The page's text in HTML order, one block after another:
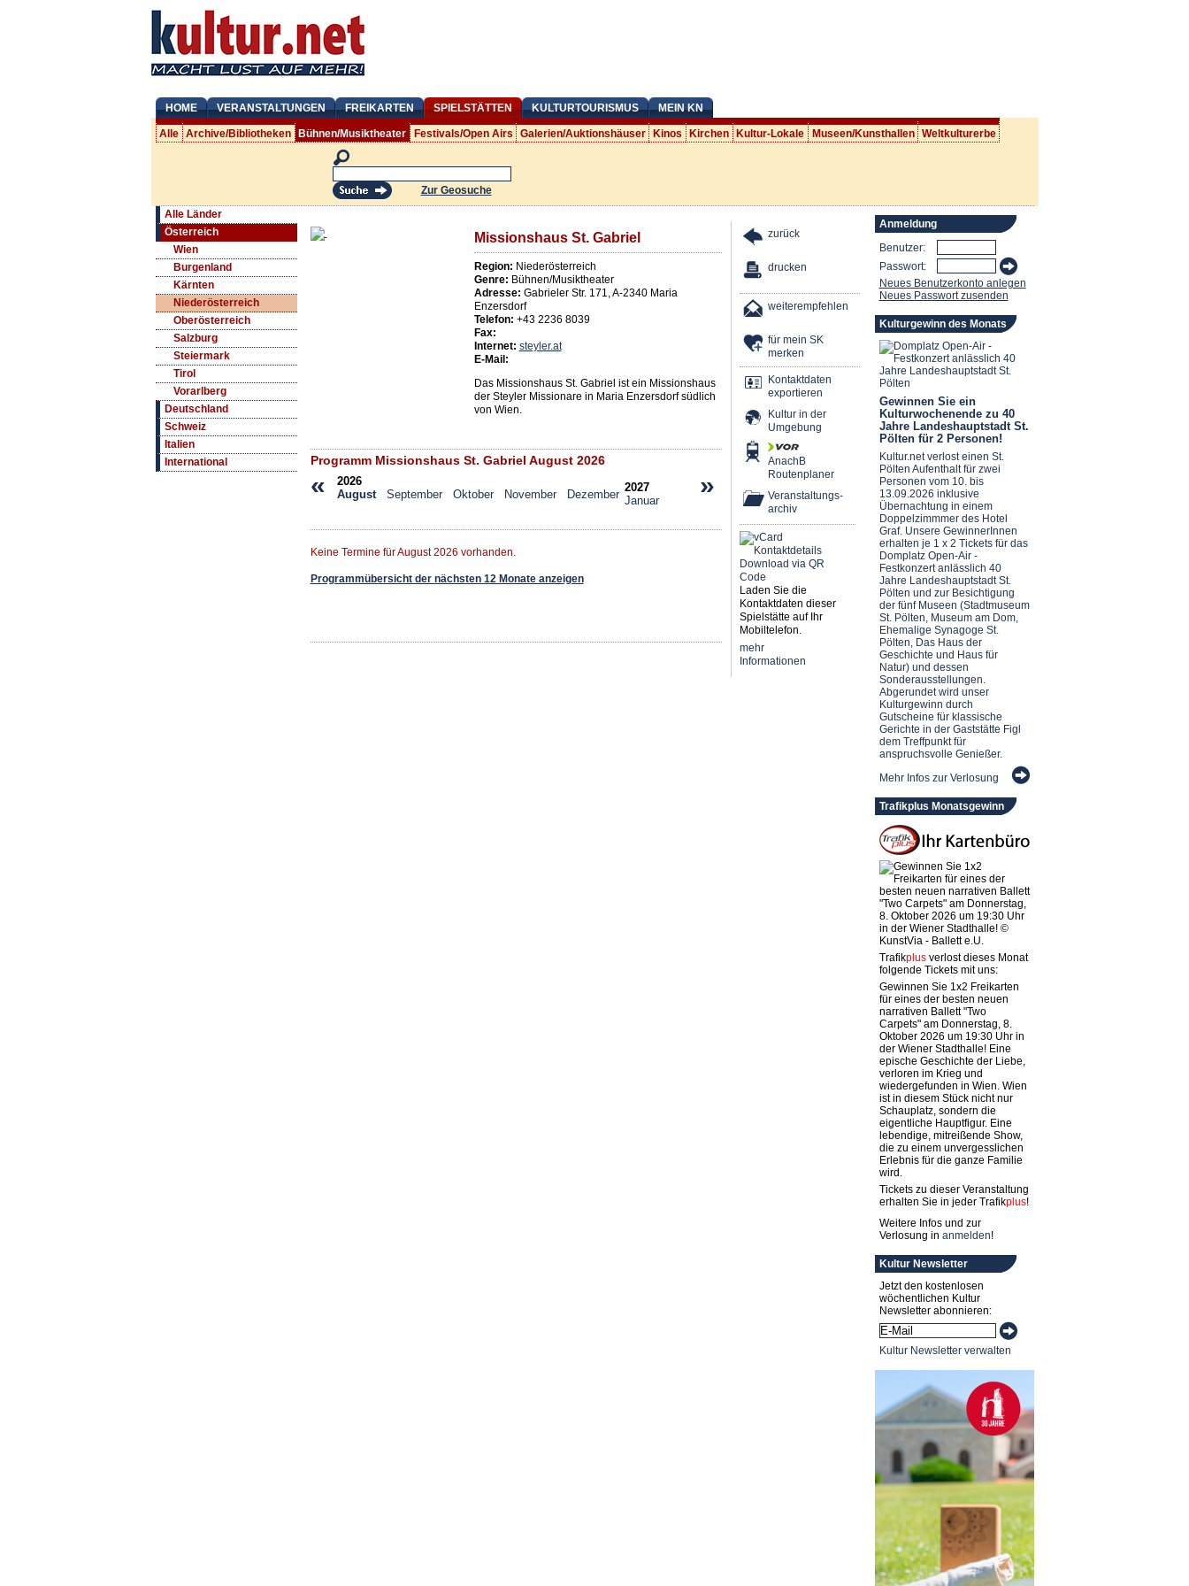
HOME VERANSTALTUNGEN FREIKARTEN SPIELSTÄTTEN KULTURTOURISMUS MEIN KN
Alle Archive/Bibliotheken Bühnen/Musiktheater Festivals/Open Airs Galerien/Auktionshäuser Kinos Kirchen Kultur-Lokale Museen/Kunsthallen Weltkulturerbe
Zur Geosuche
Alle Länder
Österreich
Wien
Burgenland
Kärnten
Niederösterreich
Oberösterreich
Salzburg
Steiermark
Tirol
Vorarlberg
Deutschland
Schweiz
Italien
International
Missionshaus St. Gabriel
Region: Niederösterreich
Genre: Bühnen/Musiktheater
Adresse: Gabrieler Str. 171,A-2340 Maria
Enzersdorf
Telefon: +43 2236 8039
Fax:
Internet: steyler.at
E-Mail:
Das Missionshaus St. Gabriel ist ein Missionshaus
der Steyler Missionare in Maria Enzersdorf südlich
von Wien.
Programm Missionshaus St. Gabriel August 2026
« »
2026
August
September Oktober November Dezember
2027
Januar
Keine Termine für August 2026 vorhanden.
Programmübersicht der nächsten 12 Monate anzeigen
zurück
drucken
weiterempfehlen
für mein SK
merken
Kontaktdaten
exportieren
Kultur in der
Umgebung
AnachB
Routenplaner
Veranstaltungs-
archiv
Laden Sie die
Kontaktdaten dieser
Spielstätte auf Ihr
Mobiltelefon.
mehr
Informationen
Anmeldung
Benutzer:
Passwort:
Neues Benutzerkonto anlegen
Neues Passwort zusenden
Kulturgewinn des Monats
Gewinnen Sie ein
Kulturwochenende zu 40
Jahre Landeshauptstadt St.
Pölten für 2 Personen!
Kultur.net verlost einen St.
Pölten Aufenthalt für zwei
Personen vom 10. bis
13.09.2026 inklusive
Übernachtung in einem
Doppelzimmmer des Hotel
Graf. Unsere GewinnerInnen
erhalten je 1 x 2 Tickets für das
Domplatz Open-Air -
Festkonzert anlässlich 40
Jahre Landeshauptstadt St.
Pölten und zur Besichtigung
der fünf Museen (Stadtmuseum
St. Pölten, Museum am Dom,
Ehemalige Synagoge St.
Pölten, Das Haus der
Geschichte und Haus für
Natur) und dessen
Sonderausstellungen.
Abgerundet wird unser
Kulturgewinn durch
Gutscheine für klassische
Gerichte in der Gaststätte Figl
dem Treffpunkt für
anspruchsvolle Genießer.
Mehr Infos zur Verlosung
Trafikplus Monatsgewinn
Trafikplusverlost dieses Monat
folgende Tickets mit uns:
Gewinnen Sie 1x2 Freikarten
für eines der besten neuen
narrativen Ballett "Two
Carpets" am Donnerstag, 8.
Oktober 2026 um 19:30 Uhr in
der Wiener Stadthalle! Eine
epische Geschichte der Liebe,
verloren im Krieg und
wiedergefunden in Wien. Wien
ist in diesem Stück nicht nur
Schauplatz, sondern die
eigentliche Hauptfigur. Eine
lebendige, mitreißende Show,
die zu einem unvergesslichen
Erlebnis für die ganze Familie
wird.
Tickets zu dieser Veranstaltung
erhalten Sie in jeder Trafikplus!
Weitere Infos und zur
Verlosung in anmelden!
Kultur Newsletter
Jetzt den kostenlosen
wöchentlichen Kultur
Newsletter abonnieren:
Kultur Newsletter verwalten